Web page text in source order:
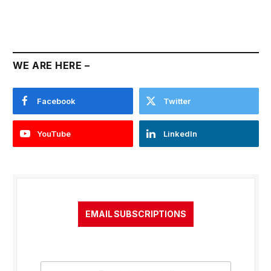
WE ARE HERE –
Facebook Twitter
YouTube LinkedIn
EMAIL SUBSCRIPTIONS
E